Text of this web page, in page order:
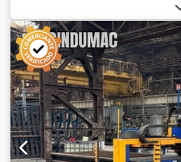
plasma de tubos y perfiles.
crea mediante el software
transfiere a la máquina a
se puede acceder
de 12 ". Después de insertar
trabajo, se inicia el proceso
de la tubería: máx.6000 mm
máx. DE = 220 mm - para
152,4 mm (6 "x 6") Cedpsgu
de la tubería 250 KG -